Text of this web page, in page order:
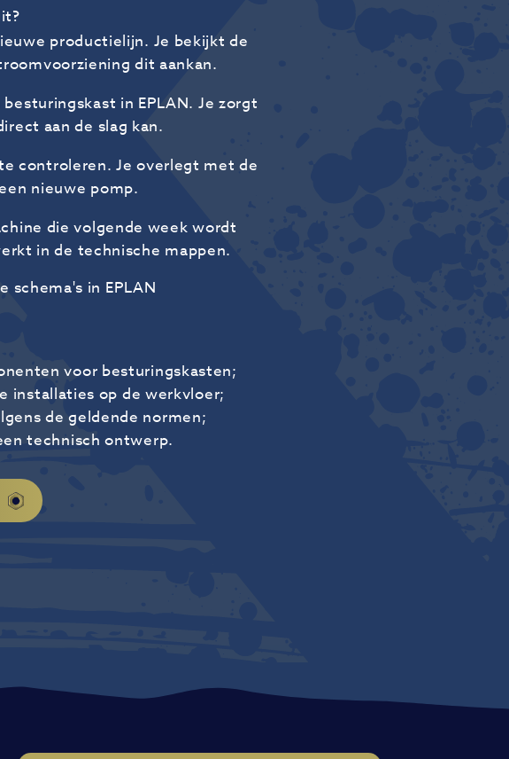
productielijn. Je bekijkt de
dit aankan.
in EPLAN. Je zorgt
aan de slag kan.
controleren. Je overlegt met de
nieuwe pomp.
die volgende week wordt
in de technische mappen.
in EPLAN
voor besturingskasten;
installaties op de werkvloer;
de geldende normen;
technisch ontwerp.